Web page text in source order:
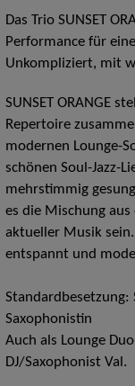
Das Trio SUNSET
Performance für
Unkompliziert, mit
SUNSET ORANGE
Repertoire
modernen Lounge-
schönen Soul-Jazz-
mehrstimmig
es die Mischung aus
aktueller Musik sein.
entspannt und
Standardbesetzung:
Saxophonistin
Auch als Lounge
DJ/Saxophonist Val.